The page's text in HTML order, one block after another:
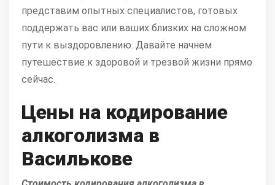
представим опытных специалистов, готовых
поддержать вас или ваших близких на сложном
пути к выздоровлению. Давайте начнем
путешествие к здоровой и трезвой жизни прямо
сейчас.
Цены на кодирование
алкоголизма в
Василькове